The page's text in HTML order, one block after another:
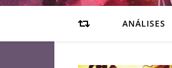
ANÁLISES